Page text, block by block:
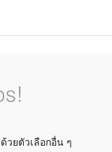
วยตัวเลือกอื่น ๆ